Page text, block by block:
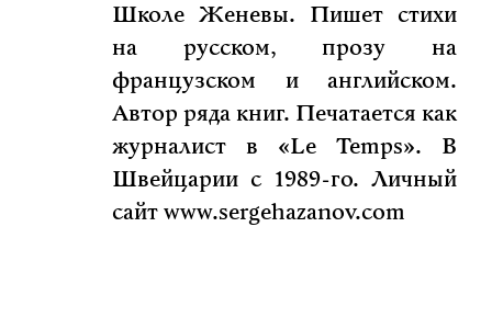
Школе Женевы. Пишет стихи
на русском, прозу на
французском и английском.
Автор ряда книг. Печатается как
журналист в «Le Temps». В
Швейцарии с 1989-го. Личный
сайт www.sergehazanov.com